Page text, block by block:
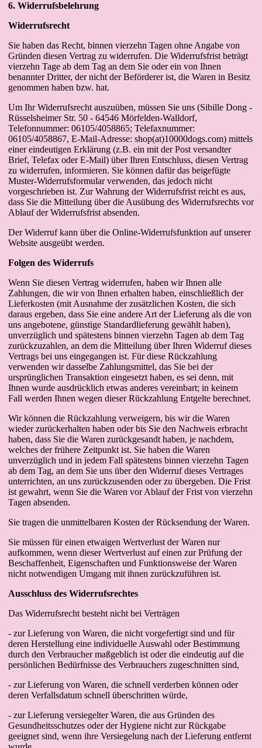
6. Widerrufsbelehrung
Widerrufsrecht
Sie haben das Recht, binnen vierzehn Tagen ohne Angabe von
Gründen diesen Vertrag zu widerrufen. Die Widerrufsfrist beträgt
vierzehn Tage ab dem Tag an dem Sie oder ein von Ihnen
benannter Dritter, der nicht der Beförderer ist, die Waren in Besitz
genommen haben bzw. hat.
Um Ihr Widerrufsrecht auszuüben, müssen Sie uns (Sibille Dong -
Rüsselsheimer Str. 50 - 64546 Mörfelden-Walldorf,
Telefonnummer: 06105/4058865; Telefaxnummer:
06105/4058867, E-Mail-Adresse: shop(at)10000dogs.com) mittels
einer eindeutigen Erklärung (z.B. ein mit der Post versandter
Brief, Telefax oder E-Mail) über Ihren Entschluss, diesen Vertrag
zu widerrufen, informieren. Sie können dafür das beigefügte
Muster-Widerrufsformular verwenden, das jedoch nicht
vorgeschrieben ist. Zur Wahrung der Widerrufsfrist reicht es aus,
dass Sie die Mitteilung über die Ausübung des Widerrufsrechts vor
Ablauf der Widerrufsfrist absenden.
Der Widerruf kann über die Online-Widerrufsfunktion auf unserer
Website ausgeübt werden.
Folgen des Widerrufs
Wenn Sie diesen Vertrag widerrufen, haben wir Ihnen alle
Zahlungen, die wir von Ihnen erhalten haben, einschließlich der
Lieferkosten (mit Ausnahme der zusätzlichen Kosten, die sich
daraus ergeben, dass Sie eine andere Art der Lieferung als die von
uns angebotene, günstige Standardlieferung gewählt haben),
unverzüglich und spätestens binnen vierzehn Tagen ab dem Tag
zurückzuzahlen, an dem die Mitteilung über Ihren Widerruf dieses
Vertrags bei uns eingegangen ist. Für diese Rückzahlung
verwenden wir dasselbe Zahlungsmittel, das Sie bei der
ursprünglichen Transaktion eingesetzt haben, es sei denn, mit
Ihnen wurde ausdrücklich etwas anderes vereinbart; in keinem
Fall werden Ihnen wegen dieser Rückzahlung Entgelte berechnet.
Wir können die Rückzahlung verweigern, bis wir die Waren
wieder zurückerhalten haben oder bis Sie den Nachweis erbracht
haben, dass Sie die Waren zurückgesandt haben, je nachdem,
welches der frühere Zeitpunkt ist. Sie haben die Waren
unverzüglich und in jedem Fall spätestens binnen vierzehn Tagen
ab dem Tag, an dem Sie uns über den Widerruf dieses Vertrages
unterrichten, an uns zurückzusenden oder zu übergeben. Die Frist
ist gewahrt, wenn Sie die Waren vor Ablauf der Frist von vierzehn
Tagen absenden.
Sie tragen die unmittelbaren Kosten der Rücksendung der Waren.
Sie müssen für einen etwaigen Wertverlust der Waren nur
aufkommen, wenn dieser Wertverlust auf einen zur Prüfung der
Beschaffenheit, Eigenschaften und Funktionsweise der Waren
nicht notwendigen Umgang mit ihnen zurückzuführen ist.
Ausschluss des Widerrufsrechtes
Das Widerrufsrecht besteht nicht bei Verträgen
- zur Lieferung von Waren, die nicht vorgefertigt sind und für
deren Herstellung eine individuelle Auswahl oder Bestimmung
durch den Verbraucher maßgeblich ist oder die eindeutig auf die
persönlichen Bedürfnisse des Verbrauchers zugeschnitten sind,
- zur Lieferung von Waren, die schnell verderben können oder
deren Verfallsdatum schnell überschritten würde,
- zur Lieferung versiegelter Waren, die aus Gründen des
Gesundheitsschutzes oder der Hygiene nicht zur Rückgabe
geeignet sind, wenn ihre Versiegelung nach der Lieferung entfernt